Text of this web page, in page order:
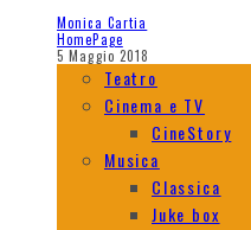
Monica Cartia
HomePage
5 Maggio 2018
Teatro
Cinema e TV
CineStory
Musica
Classica
Juke box